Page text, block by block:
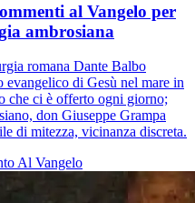
al Vangelo per
ambrosiana
romana Dante Balbo
di Gesù nel mare in
che ci è offerto ogni giorno;
don Giuseppe Grampa
di mitezza, vicinanza discreta.
Al Vangelo